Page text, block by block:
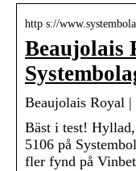
http s://
Beaujolais
Beaujolais Royal |
Bäst i test!
5106 på
fler fynd på